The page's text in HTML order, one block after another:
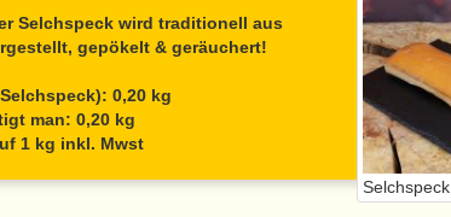
Selchspeck
Selchspeck wird traditionell aus
gepökelt & geräuchert!
0,20 kg
man: 0,20 kg
1 kg inkl. Mwst